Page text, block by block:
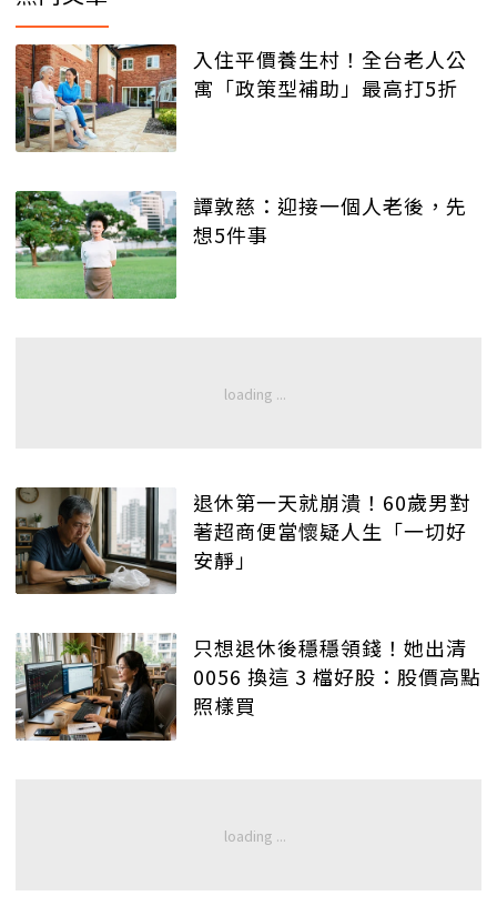
入住平價養生村！全台老人公
寓「政策型補助」最高打5折
譚敦慈：迎接一個人老後，先
想5件事
退休第一天就崩潰！60歲男對
著超商便當懷疑人生「一切好
安靜」
只想退休後穩穩領錢！她出清
0056 換這 3 檔好股：股價高點
照樣買